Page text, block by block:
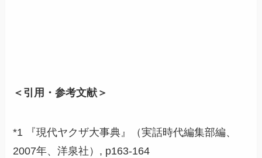
＜引用・参考文献＞
*1 『現代ヤクザ大事典』（実話時代編集部編、
2007年、洋泉社）, p163-164